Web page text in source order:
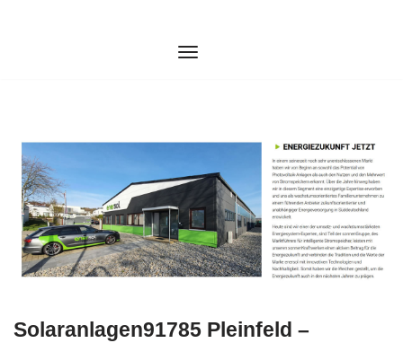
Solaranlagen91785 Pleinfeld –